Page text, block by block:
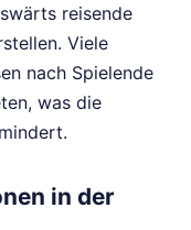
reisende
Viele
nach Spielende
was die
in der